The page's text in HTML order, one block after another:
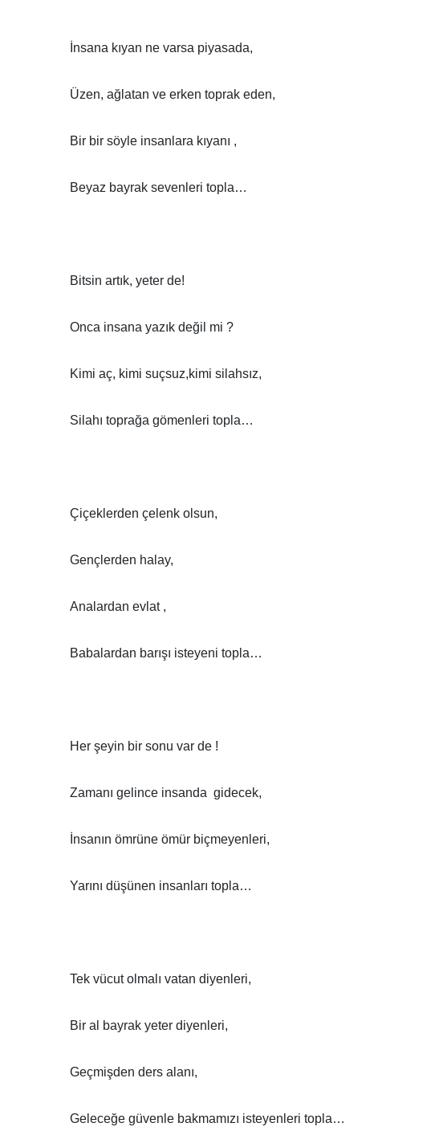
İnsana kıyan ne varsa piyasada,
Üzen, ağlatan ve erken toprak eden,
Bir bir söyle insanlara kıyanı ,
Beyaz bayrak sevenleri topla…
Bitsin artık, yeter de!
Onca insana yazık değil mi ?
Kimi aç, kimi suçsuz,kimi silahsız,
Silahı toprağa gömenleri topla…
Çiçeklerden çelenk olsun,
Gençlerden halay,
Analardan evlat ,
Babalardan barışı isteyeni topla…
Her şeyin bir sonu var de !
Zamanı gelince insanda gidecek,
İnsanın ömrüne ömür biçmeyenleri,
Yarını düşünen insanları topla…
Tek vücut olmalı vatan diyenleri,
Bir al bayrak yeter diyenleri,
Geçmişden ders alanı,
Geleceğe güvenle bakmamızı isteyenleri topla…